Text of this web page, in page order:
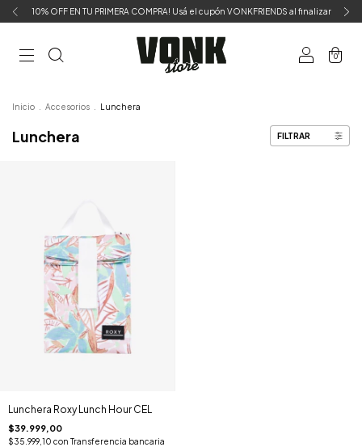
10% OFF EN TU PRIMERA COMPRA! Usá el cupón VONKFRIENDS al finalizar
0
Inicio Accesorios Lunchera
Lunchera FILTRAR
Lunchera Roxy Lunch Hour CEL
$39.999,00
$35.999,10 con Transferencia bancaria